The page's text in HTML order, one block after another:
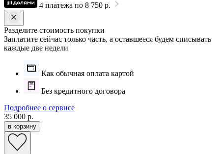
4 платежа по 8 750 р.
Разделите стоимость покупки
Заплатите сейчас только часть, а оставшееся будем списывать
каждые две недели
Как обычная оплата картой
Без кредитного договора
Подробнее о сервисе
35 000 р.
в корзину